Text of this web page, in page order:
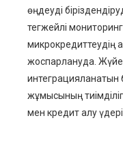
өңдеуді
тегжейлі
микрокредиттеудің
жоспарлануда. Жүйе
интеграцияланатын
жұмысының
мен кредит алу